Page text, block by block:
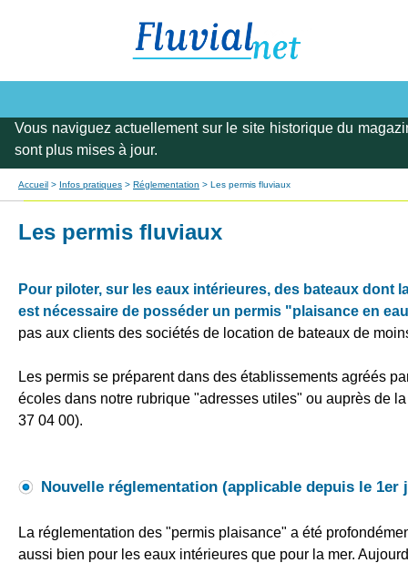
Vous naviguez actuellement sur le site historique du
sont plus mises à jour.
Accueil > Infos pratiques > Réglementation > Les permis fluviaux
Les permis fluviaux
Pour piloter, sur les eaux intérieures, des bateaux dont
est nécessaire de posséder un permis "plaisance en
pas aux clients des sociétés de location de bateaux de
Les permis se préparent dans des établissements agréés
écoles dans notre rubrique "adresses utiles" ou auprès de
37 04 00).
Nouvelle réglementation (applicable depuis le 1er
La réglementation des "permis plaisance" a été
aussi bien pour les eaux intérieures que pour la mer.